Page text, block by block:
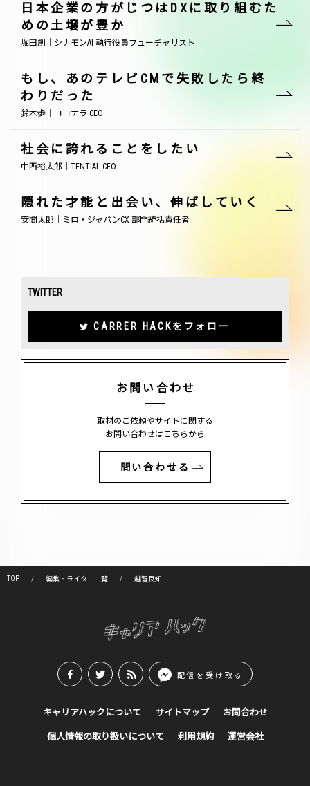
日本企業の方がじつはDXに取り組むた
めの土壌が豊か
堀田創｜シナモンAI 執行役員フューチャリスト
もし、あのテレビCMで失敗したら終
わりだった
鈴木歩｜ココナラ CEO
社会に誇れることをしたい
中西裕太郎｜TENTIAL CEO
隠れた才能と出会い、伸ばしていく
安間太郎｜ミロ・ジャパンCX 部門統括責任者
TWITTER
CARRER HACKをフォロー
お問い合わせ
取材のご依頼やサイトに関する
お問い合わせはこちらから
問い合わせる
TOP 編集・ライター一覧 越智良知
配信を受け取る
キャリアハックについて サイトマップ お問合わせ
個人情報の取り扱いについて 利用規約 運営会社